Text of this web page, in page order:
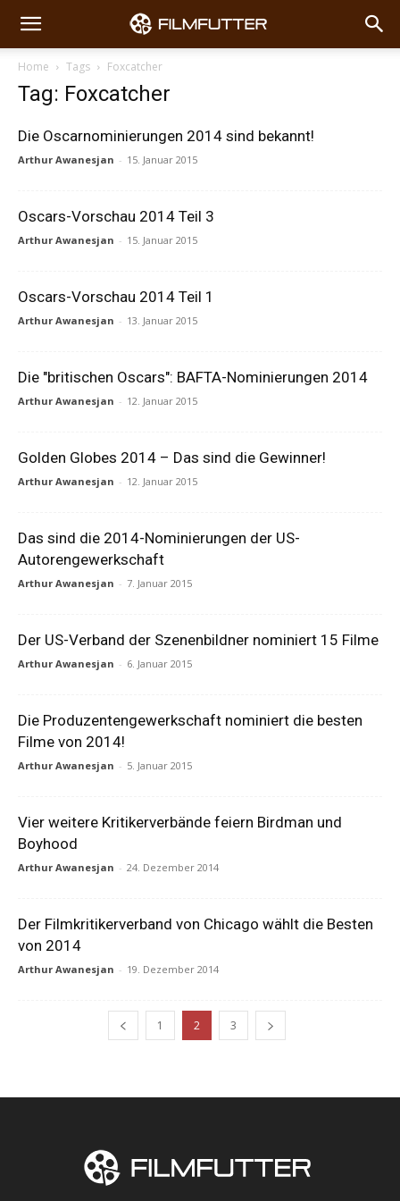
Home Tags Foxcatcher
Tag: Foxcatcher
Die Oscarnominierungen 2014 sind bekannt!
Arthur Awanesjan - 15. Januar 2015
Oscars-Vorschau 2014 Teil 3
Arthur Awanesjan - 15. Januar 2015
Oscars-Vorschau 2014 Teil 1
Arthur Awanesjan - 13. Januar 2015
Die "britischen Oscars": BAFTA-Nominierungen 2014
Arthur Awanesjan - 12. Januar 2015
Golden Globes 2014 – Das sind die Gewinner!
Arthur Awanesjan - 12. Januar 2015
Das sind die 2014-Nominierungen der US-
Autorengewerkschaft
Arthur Awanesjan - 7. Januar 2015
Der US-Verband der Szenenbildner nominiert 15 Filme
Arthur Awanesjan - 6. Januar 2015
Die Produzentengewerkschaft nominiert die besten
Filme von 2014!
Arthur Awanesjan - 5. Januar 2015
Vier weitere Kritikerverbände feiern Birdman und
Boyhood
Arthur Awanesjan - 24. Dezember 2014
Der Filmkritikerverband von Chicago wählt die Besten
von 2014
Arthur Awanesjan - 19. Dezember 2014
1 2 3